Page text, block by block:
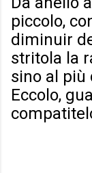
piccolo,
diminuir
stritola la
sino al più
Eccolo,